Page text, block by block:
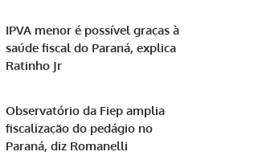
IPVA menor é possível graças à
saúde fiscal do Paraná, explica
Ratinho Jr
Observatório da Fiep amplia
fiscalização do pedágio no
Paraná, diz Romanelli